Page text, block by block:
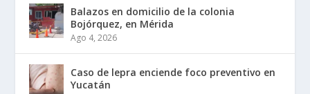
Balazos en domicilio de la colonia
Bojórquez, en Mérida
Ago 4, 2026
Caso de lepra enciende foco preventivo en
Yucatán